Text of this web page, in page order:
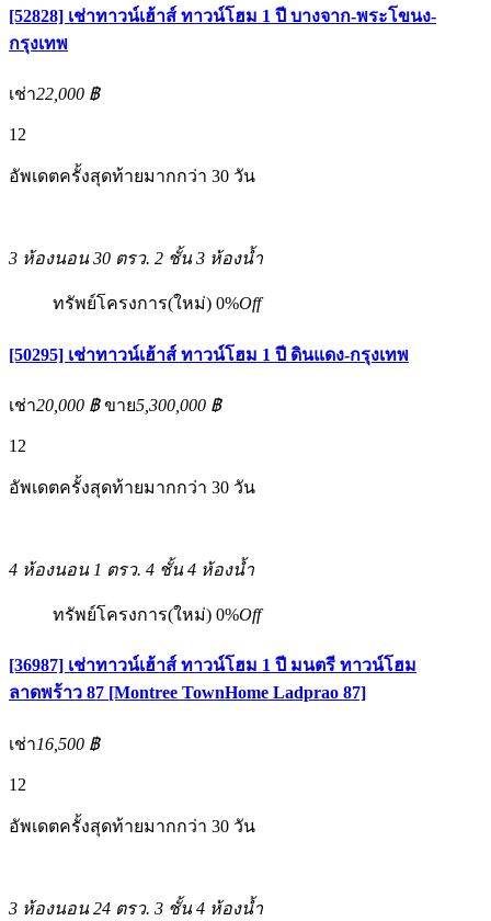
[52828] เช่าทาวน์เฮ้าส์ ทาวน์โฮม 1 ปี บางจาก-พระโขนง-
กรุงเทพ
เช่า22,000 ฿
12
อัพเดตครั้งสุดท้ายมากกว่า 30 วัน
3 ห้องนอน 30 ตรว. 2 ชั้น 3 ห้องน้ำ
ทรัพย์โครงการ(ใหม่) 0%Off
[50295] เช่าทาวน์เฮ้าส์ ทาวน์โฮม 1 ปี ดินแดง-กรุงเทพ
เช่า20,000 ฿ ขาย5,300,000 ฿
12
อัพเดตครั้งสุดท้ายมากกว่า 30 วัน
4 ห้องนอน 1 ตรว. 4 ชั้น 4 ห้องน้ำ
ทรัพย์โครงการ(ใหม่) 0%Off
[36987] เช่าทาวน์เฮ้าส์ ทาวน์โฮม 1 ปี มนตรี ทาวน์โฮม
ลาดพร้าว 87 [Montree TownHome Ladprao 87]
เช่า16,500 ฿
12
อัพเดตครั้งสุดท้ายมากกว่า 30 วัน
3 ห้องนอน 24 ตรว. 3 ชั้น 4 ห้องน้ำ